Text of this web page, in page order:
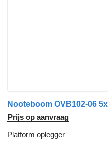
Prijs op aanvraag
Platform oplegger